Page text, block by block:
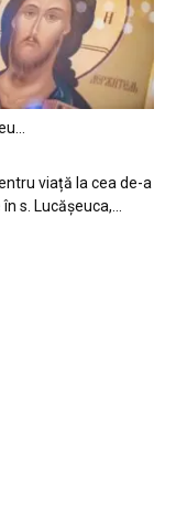
viață la cea de-a
în s. Lucășeuca,...